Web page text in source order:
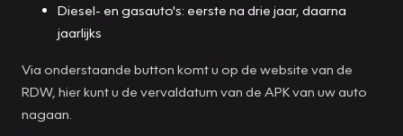
Diesel- en gasauto's: eerste na drie jaar, daarna
jaarlijks
Via onderstaande button komt u op de website van de
RDW, hier kunt u de vervaldatum van de APK van uw auto
nagaan.